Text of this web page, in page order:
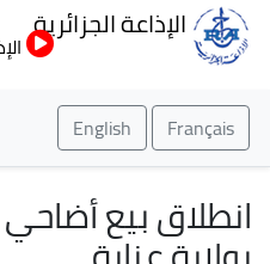
الإذاعة الجزائرية
Français
English
انطلاق بيع أضاحي